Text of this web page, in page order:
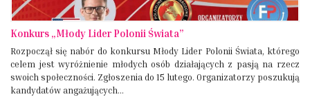
Konkurs „Młody Lider Polonii Świata”
Rozpoczął się nabór do konkursu Młody Lider Polonii Świata, którego
celem jest wyróżnienie młodych osób działających z pasją na rzecz
swoich społeczności. Zgłoszenia do 15 lutego. Organizatorzy poszukują
kandydatów angażujących...